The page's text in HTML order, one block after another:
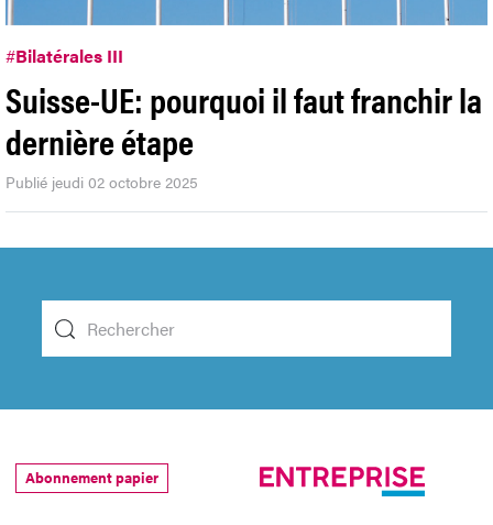
#Bilatérales III
Suisse-UE: pourquoi il faut franchir la
dernière étape
Publié jeudi 02 octobre 2025
Abonnement papier